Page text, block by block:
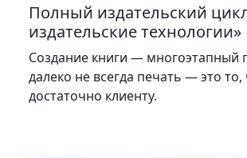
Полный издательский
издательские технологии»
Создание книги — многоэтапный
далеко не всегда печать — это то,
достаточно клиенту.